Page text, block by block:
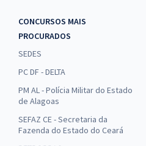
CONCURSOS MAIS
PROCURADOS
SEDES
PC DF - DELTA
PM AL - Polícia Militar do Estado
de Alagoas
SEFAZ CE - Secretaria da
Fazenda do Estado do Ceará